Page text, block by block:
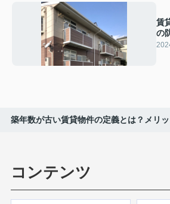
賃
の
原
築年数が古い賃貸物件の定義とは？メリ
コンテンツ